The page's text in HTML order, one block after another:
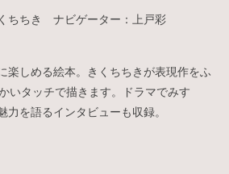
ちちき ナビゲーター：上戸彩
楽しめる絵本。きくちちきが表現作をふ
いタッチで描きます。ドラマでみすゞ
を語るインタビューも収録。